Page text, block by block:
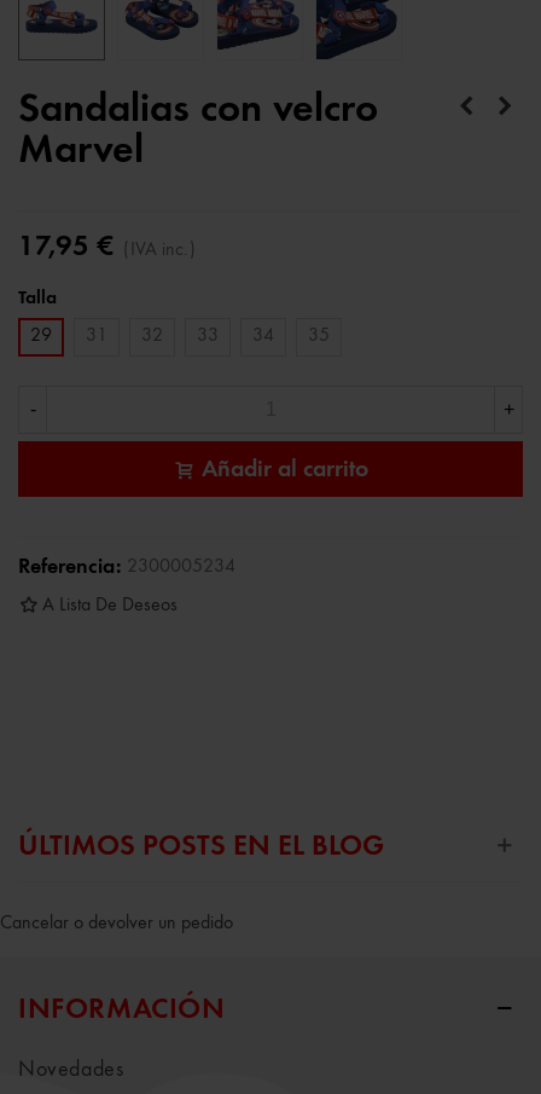
Sandalias con velcro
Marvel
17,95 € (IVA inc.)
Talla
29
31 32 33 34 35
- +
Añadir al carrito
Referencia: 2300005234
A Lista De Deseos
ÚLTIMOS POSTS EN EL BLOG
Cancelar o devolver un pedido
INFORMACIÓN
Novedades